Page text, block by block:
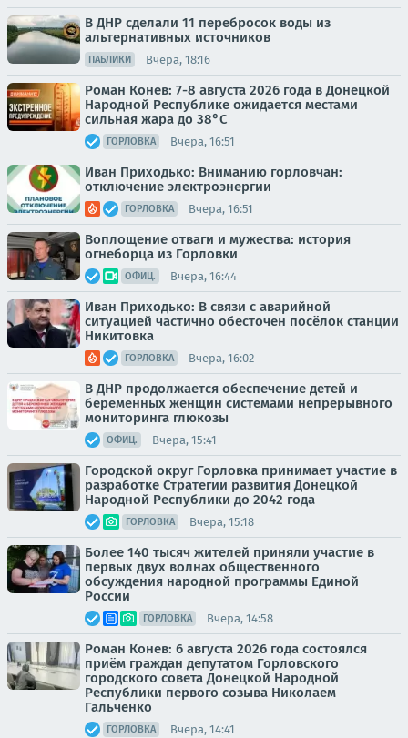
В ДНР сделали 11 перебросок воды из
альтернативных источников
ПАБЛИКИ Вчера, 18:16
Роман Конев: 7-8 августа 2026 года в Донецкой
Народной Республике ожидается местами
сильная жара до 38°С
ГОРЛОВКА Вчера, 16:51
Иван Приходько: Вниманию горловчан:
отключение электроэнергии
ГОРЛОВКА Вчера, 16:51
Воплощение отваги и мужества: история
огнеборца из Горловки
ОФИЦ. Вчера, 16:44
Иван Приходько: В связи с аварийной
ситуацией частично обесточен посёлок станции
Никитовка
ГОРЛОВКА Вчера, 16:02
В ДНР продолжается обеспечение детей и
беременных женщин системами непрерывного
мониторинга глюкозы
ОФИЦ. Вчера, 15:41
Городской округ Горловка принимает участие в
разработке Стратегии развития Донецкой
Народной Республики до 2042 года
ГОРЛОВКА Вчера, 15:18
Более 140 тысяч жителей приняли участие в
первых двух волнах общественного
обсуждения народной программы Единой
России
ГОРЛОВКА Вчера, 14:58
Роман Конев: 6 августа 2026 года состоялся
приём граждан депутатом Горловского
городского совета Донецкой Народной
Республики первого созыва Николаем
Гальченко
ГОРЛОВКА Вчера, 14:41